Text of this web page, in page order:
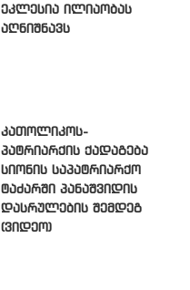
ეკლესია ილიაობას
აღნიშნავს
კათოლიკოს-
პატრიარქის ქადაგება
სიონის საპატრიარქო
ტაძარში პანაშვიდის
დასრულების შემდეგ
(ვიდეო)